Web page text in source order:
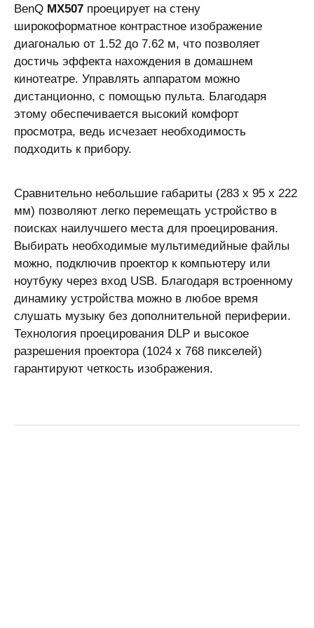
BenQ MX507 проецирует на стену
широкоформатное контрастное изображение
диагональю от 1.52 до 7.62 м, что позволяет
достичь эффекта нахождения в домашнем
кинотеатре. Управлять аппаратом можно
дистанционно, с помощью пульта. Благодаря
этому обеспечивается высокий комфорт
просмотра, ведь исчезает необходимость
подходить к прибору.
Сравнительно небольшие габариты (283 х 95 х 222
мм) позволяют легко перемещать устройство в
поисках наилучшего места для проецирования.
Выбирать необходимые мультимедийные файлы
можно, подключив проектор к компьютеру или
ноутбуку через вход USB. Благодаря встроенному
динамику устройства можно в любое время
слушать музыку без дополнительной периферии.
Технология проецирования DLP и высокое
разрешения проектора (1024 х 768 пикселей)
гарантируют четкость изображения.